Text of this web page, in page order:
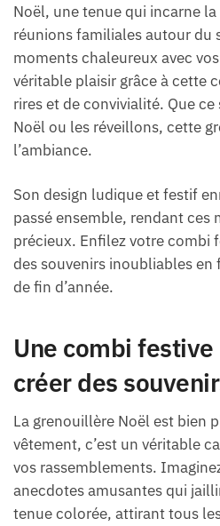
Noël, une tenue qui incarne
réunions familiales autour du
moments chaleureux avec
véritable plaisir grâce à cette
rires et de convivialité. Que
Noël ou les réveillons, cette
l’ambiance.
Son design ludique et festif
passé ensemble, rendant ces
précieux. Enfilez votre combi
des souvenirs inoubliables
de fin d’année.
Une combi
créer des
La grenouillère Noël est bien
vêtement, c’est un véritable
vos rassemblements.
anecdotes amusantes qui
tenue colorée, attirant tous